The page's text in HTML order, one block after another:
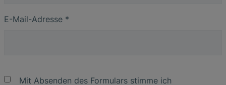
E-Mail-Adresse *
Mit Absenden des Formulars stimme ich